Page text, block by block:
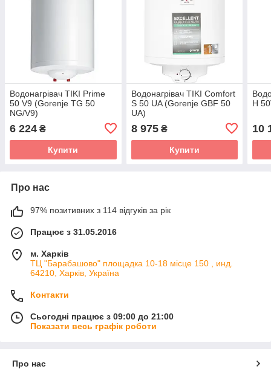
Водонагрівач TIKI Prime
50 V9 (Gorenje TG 50
NG/V9)
6 224 ₴
Купити
Водонагрівач TIKI Comfort
S 50 UA (Gorenje GBF 50
UA)
8 975₴
Купити
H
10
Про нас
97% позитивних з 114 відгуків за рік
Працює з 31.05.2016
м. Харків
ТЦ "Барабашово" площадка 10-18 місце 150 , инд.
64210, Харків, Україна
Контакти
Сьогодні працює з 09:00 до 21:00
Показати весь графік роботи
Про нас